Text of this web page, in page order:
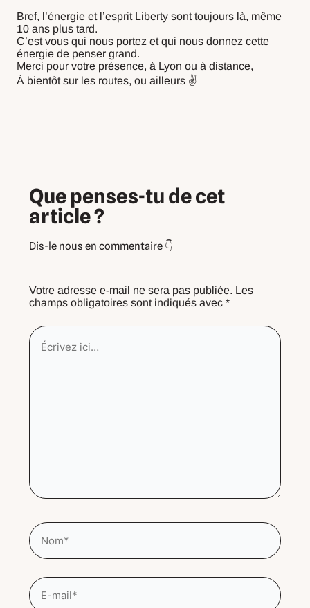
Bref, l’énergie et l’esprit Liberty sont toujours là, même
10 ans plus tard.
C’est vous qui nous portez et qui nous donnez cette
énergie de penser grand.
Merci pour votre présence, à Lyon ou à distance,
À bientôt sur les routes, ou ailleurs ✌️
Que penses-tu de cet
article ?
Votre adresse e-mail ne sera pas publiée. Les
champs obligatoires sont indiqués avec*
Écrivez
ici…
Nom*
E-
mail*